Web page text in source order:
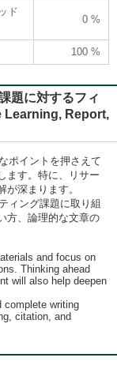
ド
0 %
100 %
題に対するフィ
Learning, Report,
ポイントを押さえて
ます。特に、リサー
深まります。
ィング課題に取り組
方、論理的な文章の
and focus on
Thinking ahead
will also help deepen
complete writing
citation, and